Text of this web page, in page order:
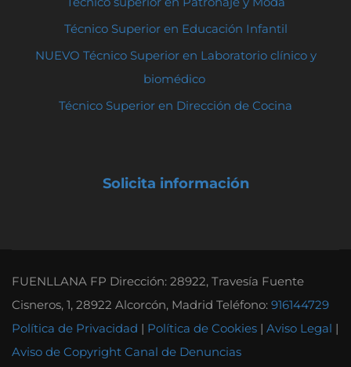
Técnico Superior en Educación Infantil
NUEVO Técnico Superior en Laboratorio clínico y
biomédico
Técnico Superior en Dirección de Cocina
Solicita información
FUENLLANA FP Dirección: 28922, Travesía Fuente
Cisneros, 1, 28922 Alcorcón, Madrid Teléfono: 916144729
Política de Privacidad | Política de Cookies | Aviso Legal |
Aviso de Copyright Canal de Denuncias